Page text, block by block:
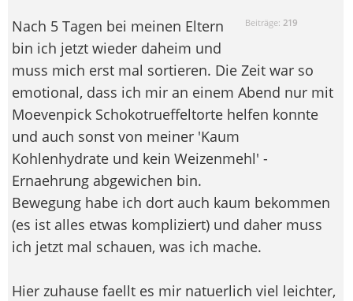
Beiträge: 219
Nach 5 Tagen bei meinen Eltern
bin ich jetzt wieder daheim und
muss mich erst mal sortieren. Die Zeit war so
emotional, dass ich mir an einem Abend nur mit
Moevenpick Schokotrueffeltorte helfen konnte
und auch sonst von meiner 'Kaum
Kohlenhydrate und kein Weizenmehl' -
Ernaehrung abgewichen bin.
Bewegung habe ich dort auch kaum bekommen
(es ist alles etwas kompliziert) und daher muss
ich jetzt mal schauen, was ich mache.
Hier zuhause faellt es mir natuerlich viel leichter,